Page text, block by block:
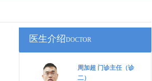
医生介绍DOCTOR
周加超 门诊主任（诊
二）